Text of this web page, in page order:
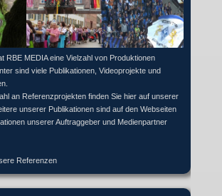
RBE MEDIA eine Vielzahl von Produktionen
sind viele Publikationen, Videoprojekte und
an Referenzprojekten finden Sie hier auf unserer
unserer Publikationen sind auf den Webseiten
unserer Auftraggeber und Medienpartner
Referenzen